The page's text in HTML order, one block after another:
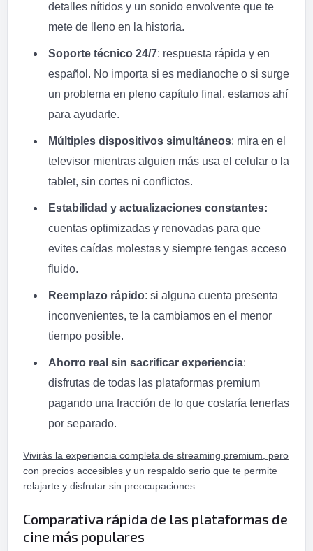
detalles nítidos y un sonido envolvente que te
mete de lleno en la historia.
Soporte técnico 24/7: respuesta rápida y en
español. No importa si es medianoche o si surge
un problema en pleno capítulo final, estamos ahí
para ayudarte.
Múltiples dispositivos simultáneos: mira en el
televisor mientras alguien más usa el celular o la
tablet, sin cortes ni conflictos.
Estabilidad y actualizaciones constantes:
cuentas optimizadas y renovadas para que
evites caídas molestas y siempre tengas acceso
fluido.
Reemplazo rápido: si alguna cuenta presenta
inconvenientes, te la cambiamos en el menor
tiempo posible.
Ahorro real sin sacrificar experiencia:
disfrutas de todas las plataformas premium
pagando una fracción de lo que costaría tenerlas
por separado.
Vivirás la experiencia completa de streaming premium, pero
con precios accesibles y un respaldo serio que te permite
relajarte y disfrutar sin preocupaciones.
Comparativa rápida de las plataformas de
cine más populares